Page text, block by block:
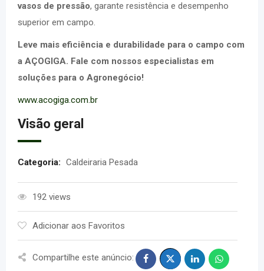
vasos de pressão, garante resistência e desempenho
superior em campo.
Leve mais eficiência e durabilidade para o campo com
a AÇOGIGA. Fale com nossos especialistas em
soluções para o Agronegócio!
www.acogiga.com.br
Visão geral
Categoria: Caldeiraria Pesada
192 views
Adicionar aos Favoritos
Compartilhe este anúncio: